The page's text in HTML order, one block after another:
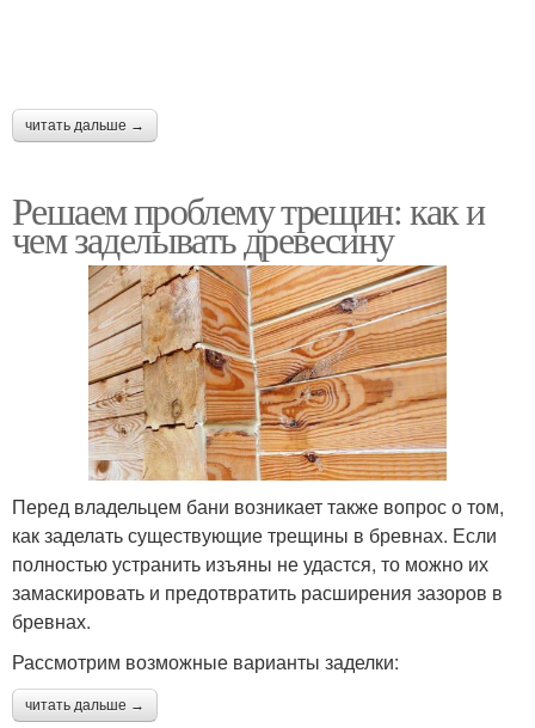
читать дальше →
Решаем проблему трещин: как и
чем заделывать древесину
Перед владельцем бани возникает также вопрос о том,
как заделать существующие трещины в бревнах. Если
полностью устранить изъяны не удастся, то можно их
замаскировать и предотвратить расширения зазоров в
бревнах.
Рассмотрим возможные варианты заделки:
читать дальше →